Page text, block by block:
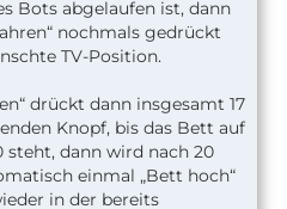
Bots abgelaufen ist, dann
nochmals gedrückt
TV-Position.
drückt dann insgesamt 17
Knopf, bis das Bett auf
steht, dann wird nach 20
einmal „Bett hoch“
in der bereits